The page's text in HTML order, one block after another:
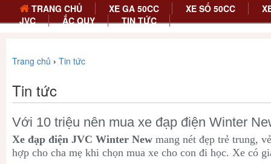
TRANG CHỦ XE GA 50CC XE SỐ 50CC
JVC
ẮC QUY TIN TỨC
Trang chủ › Tin tức
Tin tức
Với 10 triệu nên mua xe đạp điện Winter
Xe đạp điện JVC Winter New mang nét đẹp trẻ trung,
hợp cho cha mẹ khi chọn mua xe cho con đi học. Xe có